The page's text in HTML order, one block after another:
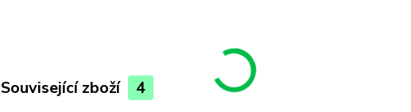
Související zboží 4